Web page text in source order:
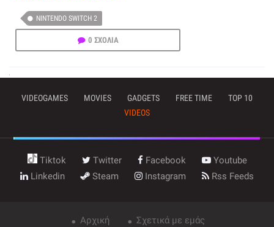
NINTENDO SWITCH 2
0 ΣΧΟΛΙΑ
VIDEOGAMES MOVIES GADGETS FREE TIME
TOP 10
VIDEOS
Tiktok Twitter Facebook
Youtube
Linkedin
Steam Instagram Rss Feeds
Αρχική Σχετικά με εμάς